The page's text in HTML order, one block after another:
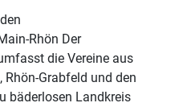
Rhön Der
die Vereine aus
Grabfeld und den
bäderlosen Landkreis